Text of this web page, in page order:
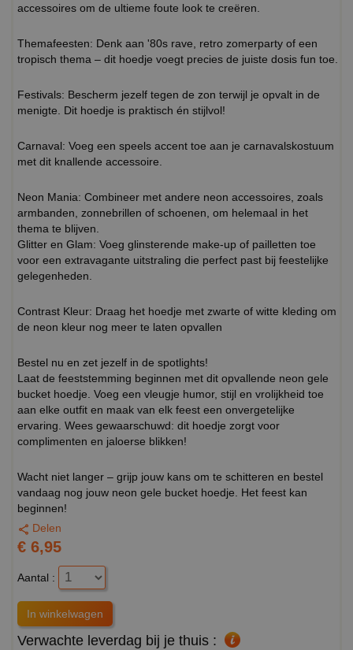
accessoires om de ultieme foute look te creëren.
Themafeesten: Denk aan '80s rave, retro zomerparty of een
tropisch thema – dit hoedje voegt precies de juiste dosis fun toe.
Festivals: Bescherm jezelf tegen de zon terwijl je opvalt in de
menigte. Dit hoedje is praktisch én stijlvol!
Carnaval: Voeg een speels accent toe aan je carnavalskostuum
met dit knallende accessoire.
Neon Mania: Combineer met andere neon accessoires, zoals
armbanden, zonnebrillen of schoenen, om helemaal in het
thema te blijven.
Glitter en Glam: Voeg glinsterende make-up of pailletten toe
voor een extravagante uitstraling die perfect past bij feestelijke
gelegenheden.
Contrast Kleur: Draag het hoedje met zwarte of witte kleding om
de neon kleur nog meer te laten opvallen
Bestel nu en zet jezelf in de spotlights!
Laat de feeststemming beginnen met dit opvallende neon gele
bucket hoedje. Voeg een vleugje humor, stijl en vrolijkheid toe
aan elke outfit en maak van elk feest een onvergetelijke
ervaring. Wees gewaarschuwd: dit hoedje zorgt voor
complimenten en jaloerse blikken!
Wacht niet langer – grijp jouw kans om te schitteren en bestel
vandaag nog jouw neon gele bucket hoedje. Het feest kan
beginnen!
Delen
€ 6,95
Aantal :
Verwachte leverdag bij je thuis :